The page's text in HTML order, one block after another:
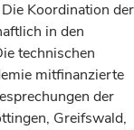
Koordination der
in den
technischen
mitfinanzierte
der
Greifswald,